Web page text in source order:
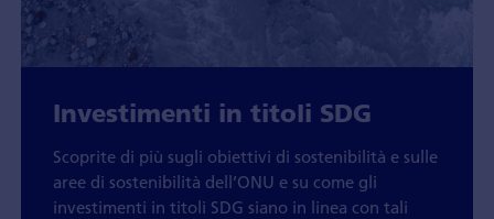
Investimenti in titoli SDG
Scoprite di più sugli obiettivi di sostenibilità e sulle
aree di sostenibilità dell’ONU e su come gli
investimenti in titoli SDG siano in linea con tali